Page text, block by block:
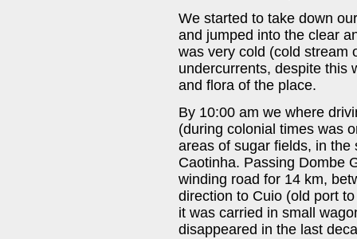
We started to take down
and jumped into the clear
was very cold (cold stream
undercurrents, despite this
and flora of the place.
By 10:00 am we where
(during colonial times was
areas of sugar fields, in the
Caotinha. Passing Dombe
winding road for 14 km,
direction to Cuio (old port
it was carried in small
disappeared in the last